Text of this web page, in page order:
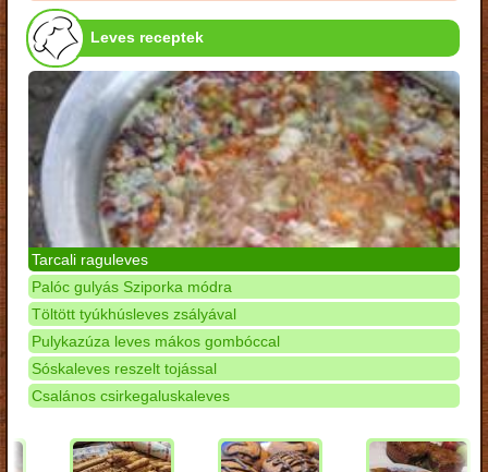
Leves receptek
Tarcali raguleves
Palóc gulyás Sziporka módra
Töltött tyúkhúsleves zsályával
Pulykazúza leves mákos gombóccal
Sóskaleves reszelt tojással
Csalános csirkegaluskaleves